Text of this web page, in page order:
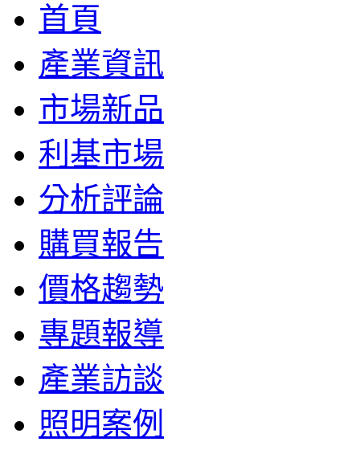
首頁
產業資訊
市場新品
利基市場
分析評論
購買報告
價格趨勢
專題報導
產業訪談
照明案例